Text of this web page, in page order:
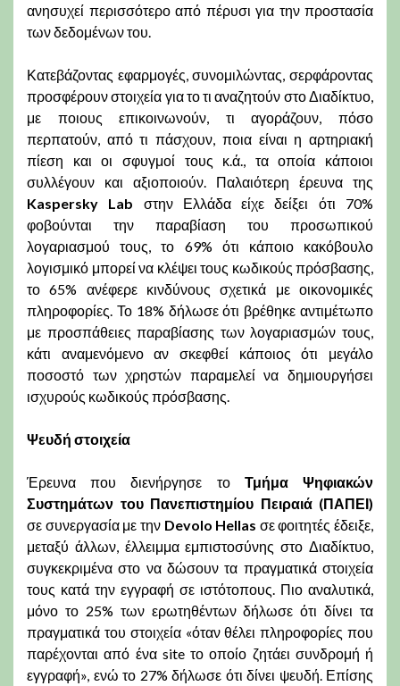
ανησυχεί περισσότερο από πέρυσι για την προστασία
των δεδομένων του.
Κατεβάζοντας εφαρμογές, συνομιλώντας, σερφάροντας
προσφέρουν στοιχεία για το τι αναζητούν στο Διαδίκτυο,
με ποιους επικοινωνούν, τι αγοράζουν, πόσο
περπατούν, από τι πάσχουν, ποια είναι η αρτηριακή
πίεση και οι σφυγμοί τους κ.ά., τα οποία κάποιοι
συλλέγουν και αξιοποιούν. Παλαιότερη έρευνα της
Kaspersky Lab στην Ελλάδα είχε δείξει ότι 70%
φοβούνται την παραβίαση του προσωπικού
λογαριασμού τους, το 69% ότι κάποιο κακόβουλο
λογισμικό μπορεί να κλέψει τους κωδικούς πρόσβασης,
το 65% ανέφερε κινδύνους σχετικά με οικονομικές
πληροφορίες. Το 18% δήλωσε ότι βρέθηκε αντιμέτωπο
με προσπάθειες παραβίασης των λογαριασμών τους,
κάτι αναμενόμενο αν σκεφθεί κάποιος ότι μεγάλο
ποσοστό των χρηστών παραμελεί να δημιουργήσει
ισχυρούς κωδικούς πρόσβασης.
Ψευδή στοιχεία
Έρευνα που διενήργησε το Τμήμα Ψηφιακών
Συστημάτων του Πανεπιστημίου Πειραιά (ΠΑΠΕΙ)
σε συνεργασία με την Devolo Hellas σε φοιτητές έδειξε,
μεταξύ άλλων, έλλειμμα εμπιστοσύνης στο Διαδίκτυο,
συγκεκριμένα στο να δώσουν τα πραγματικά στοιχεία
τους κατά την εγγραφή σε ιστότοπους. Πιο αναλυτικά,
μόνο το 25% των ερωτηθέντων δήλωσε ότι δίνει τα
πραγματικά του στοιχεία «όταν θέλει πληροφορίες που
παρέχονται από ένα site το οποίο ζητάει συνδρομή ή
εγγραφή», ενώ το 27% δήλωσε ότι δίνει ψευδή. Επίσης